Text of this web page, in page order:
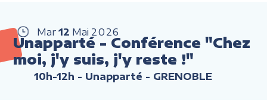
Mar 12 Mai 2026
Unapparté - Conférence "Chez
moi, j'y suis, j'y reste !"
10h-12h - Unapparté - GRENOBLE